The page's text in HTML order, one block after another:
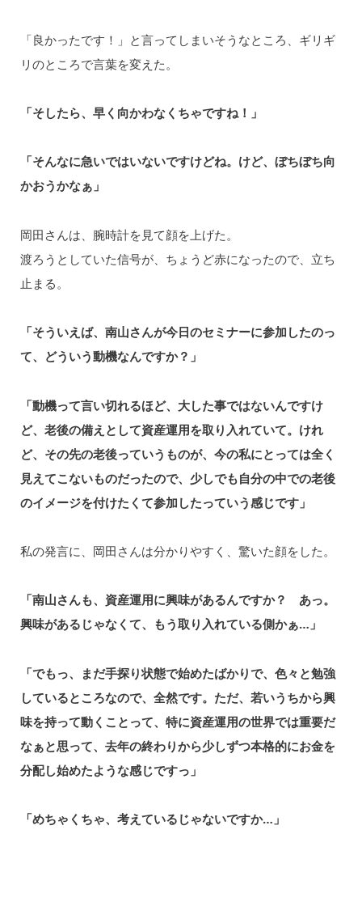
「良かったです！」と言ってしまいそうなところ、ギリギ
リのところで言葉を変えた。
「そしたら、早く向かわなくちゃですね！」
「そんなに急いではいないですけどね。けど、ぼちぼち向
かおうかなぁ」
岡田さんは、腕時計を見て顔を上げた。
渡ろうとしていた信号が、ちょうど赤になったので、立ち
止まる。
「そういえば、南山さんが今日のセミナーに参加したのっ
て、どういう動機なんですか？」
「動機って言い切れるほど、大した事ではないんですけ
ど、老後の備えとして資産運用を取り入れていて。けれ
ど、その先の老後っていうものが、今の私にとっては全く
見えてこないものだったので、少しでも自分の中での老後
のイメージを付けたくて参加したっていう感じです」
私の発言に、岡田さんは分かりやすく、驚いた顔をした。
「南山さんも、資産運用に興味があるんですか？ あっ。
興味があるじゃなくて、もう取り入れている側かぁ…」
「でもっ、まだ手探り状態で始めたばかりで、色々と勉強
しているところなので、全然です。ただ、若いうちから興
味を持って動くことって、特に資産運用の世界では重要だ
なぁと思って、去年の終わりから少しずつ本格的にお金を
分配し始めたような感じですっ」
「めちゃくちゃ、考えているじゃないですか…」